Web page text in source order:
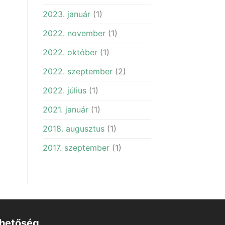
2023. január(1)
2022. november(1)
2022. október(1)
2022. szeptember(2)
2022. július(1)
2021. január(1)
2018. augusztus(1)
2017. szeptember(1)